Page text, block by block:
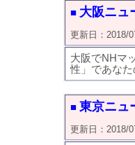
■ 大阪ニ
更新日：2018/
大阪でNHマ
性」であなた
■ 東京ニュ
更新日：2018/